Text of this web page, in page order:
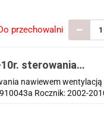
przechowalni
sterowania
nawiewem
Rocznik: 2002-